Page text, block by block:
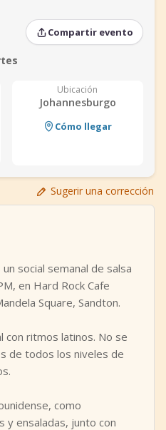
Compartir evento
Ubicación
Johannesburgo
Cómo llegar
Sugerir una corrección
social semanal de salsa
en Hard Rock Cafe
Square, Sandton.
con ritmos latinos. No se
de todos los niveles de
como
y ensaladas, junto con